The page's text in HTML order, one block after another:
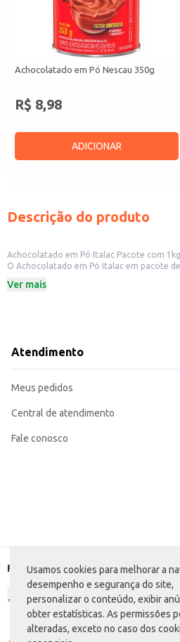
Usamos cookies para melhorar a
desempenho e segurança do site,
personalizar o conteúdo, exibir
obter estatísticas. As permissões
alteradas, exceto no caso dos
Achocolatado em Pó Nescau 350g
R$ 8,98
ADICIONAR
Descrição do produto
Achocolatado em Pó Italac Pacote com 1kg
O Achocolatado em Pó Italac em pacote de 1kg oferece praticidade e rendimento para
Dicas de Uso:
O Achocolatado em Pó Italac de 1kg
Marca: Italac
Departamento: Mercearia
Conteúdo: 1kg
Ver mais
Atendimento
Meus pedidos
Central de atendimento
Fale conosco
Formas de pagamento